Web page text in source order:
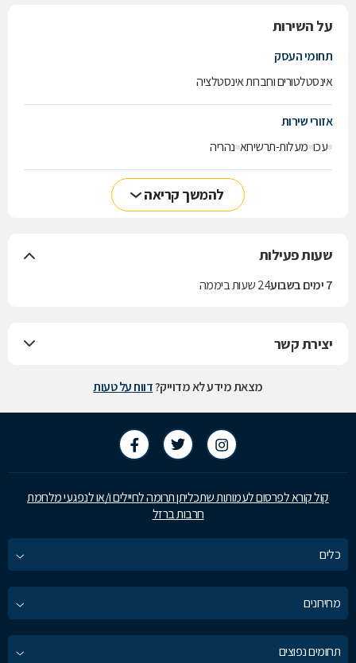
על השירות
תחומי העסק
אינסטלטורים וחברות אינסטלציה
אזורי שירות
עכו מעלות-תרשיחא נהריה
להמשך קריאה
שעות פעילות
7 ימים בשבוע 24 שעות ביממה
יצירת קשר
מצאת מידע לא מדוייק?דווח על טעות
קול קורא לפרסום לעמותות שתכליתן תרומה לחיילים ו/או לנפגעי מלחמת
חרבות ברזל
כלים
מחירונים
תחומים נפוצים